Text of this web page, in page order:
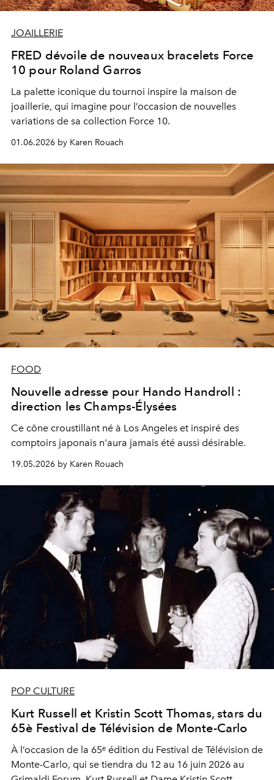
JOAILLERIE
FRED dévoile de nouveaux bracelets Force
10 pour Roland Garros
La palette iconique du tournoi inspire la maison de
joaillerie, qui imagine pour l’occasion de nouvelles
variations de sa collection Force 10.
01.06.2026 by Karen Rouach
FOOD
Nouvelle adresse pour Hando Handroll :
direction les Champs-Élysées
Ce cône croustillant né à Los Angeles et inspiré des
comptoirs japonais n'aura jamais été aussi désirable.
19.05.2026 by Karen Rouach
POP CULTURE
Kurt Russell et Kristin Scott Thomas, stars du
65è Festival de Télévision de Monte-Carlo
À l’occasion de la 65ᵉ édition du Festival de Télévision de
Monte-Carlo, qui se tiendra du 12 au 16 juin 2026 au